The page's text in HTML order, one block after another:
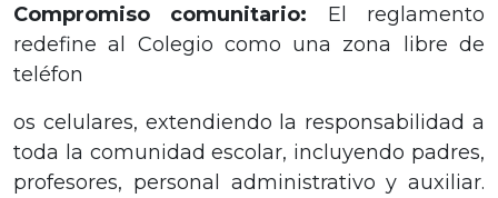
Compromiso comunitario: El reglamento
redefine al Colegio como una zona libre de
teléfon
os celulares, extendiendo la responsabilidad a
toda la comunidad escolar, incluyendo padres,
profesores, personal administrativo y auxiliar.